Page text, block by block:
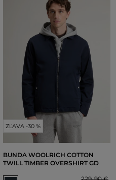
ZĽAVA -30 %
BUNDA WOOLRICH COTTON
TWILL TIMBER OVERSHIRT GD